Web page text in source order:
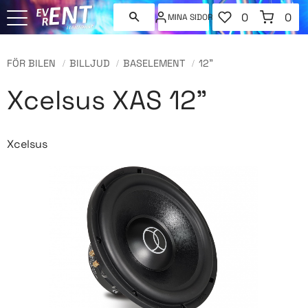
MINA SIDOR
FAVORITER
ANTAL
0
KUNDVAGN
0
FÖR BILEN BILLJUD BASELEMENT 12"
Xcelsus XAS 12"
Xcelsus